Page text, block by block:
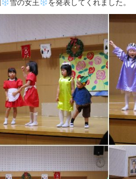
雪の女王 を発表してくれました。